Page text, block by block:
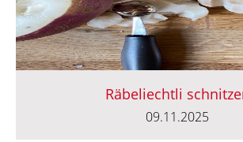
Räbeliechtli
09.11.2025